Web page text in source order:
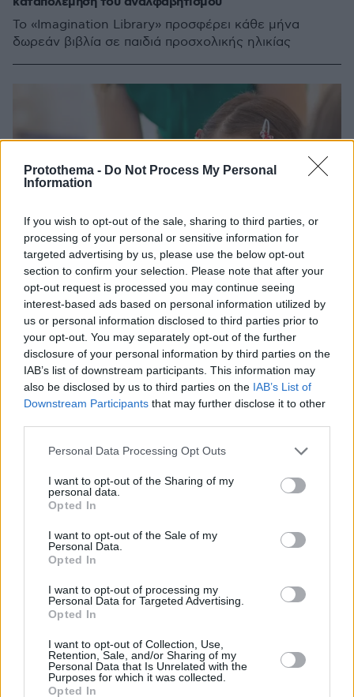
Protothema - Do Not Process My Personal
Information
If you wish to opt-out of the sale, sharing to third parties, or
processing of your personal or sensitive information for
targeted advertising by us, please use the below opt-out
section to confirm your selection. Please note that after your
opt-out request is processed you may continue seeing
interest-based ads based on personal information utilized by
us or personal information disclosed to third parties prior to
your opt-out. You may separately opt-out of the further
disclosure of your personal information by third parties on the
IAB’s list of downstream participants. This information may
also be disclosed by us to third parties on the IAB’s List of
Downstream Participants that may further disclose it to other
Please note that this website/app uses one or more Google
not limited to your visit or usage behaviour. You may click to
grant or deny consent to Google and its third-party tags to
use your data for below specified purposes in below Google
consent section.
Personal Data Processing Opt Outs
I want to opt-out of the Sharing of my
personal data.
Opted In
I want to opt-out of the Sale of my
Personal Data.
Opted In
I want to opt-out of processing my
Personal Data for Targeted Advertising.
Opted In
I want to opt-out of Collection, Use,
Retention, Sale, and/or Sharing of my
Personal Data that Is Unrelated with the
Purposes for which it was collected.
Opted In
Το «Imagination Library» προσφέρει κάθε μήνα
δωρεάν βιβλία σε παιδιά προσχολικής ηλικίας
Τρία στα δέκα παιδιά δεν είναι «έτοιμα» για το
H εμπειρία των lockdowns και της πανδημίας
φαίνεται ότι έπληξε την εκπαιδευτική ετοιμότητα των
έρευνα
21.04.2024, 18:59